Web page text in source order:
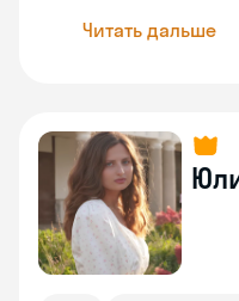
Читать дальше